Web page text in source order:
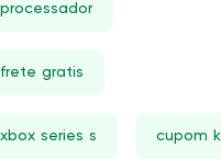
gratis
series s cupom